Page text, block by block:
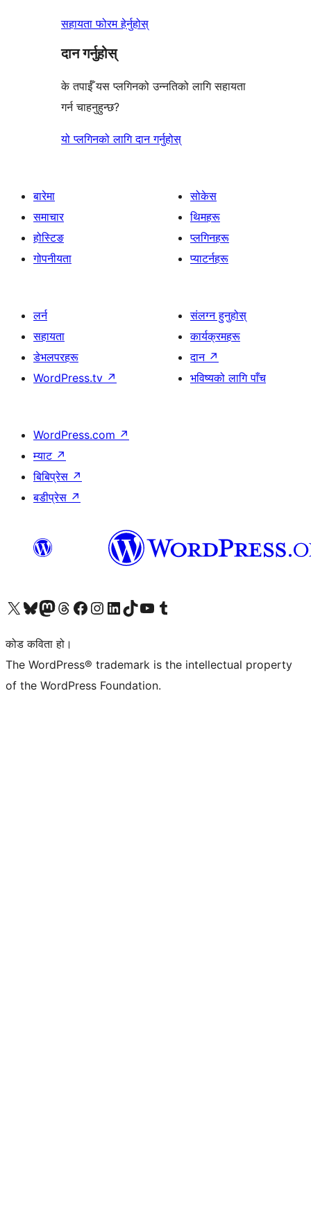
सहायता फोरम हेर्नुहोस्
दान गर्नुहोस्
के तपाईँ यस प्लगिनको उन्नतिको लागि सहायता
गर्न चाहनुहुन्छ?
यो प्लगिनको लागि दान गर्नुहोस्
बारेमा
समाचार
होस्टिङ
गोपनीयता
सोकेस
थिमहरू
प्लगिनहरू
प्याटर्नहरू
लर्न
सहायता
डेभलपरहरू
WordPress.tv ↗
संलग्न हुनुहोस्
कार्यक्रमहरू
दान ↗
भविष्यको लागि पाँच
WordPress.com ↗
म्याट ↗
बिबिप्रेस ↗
बडीप्रेस ↗
हाम्रो X (पहिले ट्विटर) खातामा जानुहोस्
हाम्रो Bluesky खाता भ्रमण गर्नुहोस्
हाम्रो म्यास्टोडन खाता भ्रमण गर्नुहोस्
हाम्रो थ्रेड्स खातामा जानुहोस्
हाम्रो फेसबुक पेजमा जानुहोस्
हाम्रो इन्स्टाग्राम खातामा जानुहोस्
हाम्रो लिङ्क्डइन खातामा जानुहोस्
हाम्रो TikTok खाता भ्रमण गर्नुहोस्
हाम्रो युट्युब च्यानलमा जानुहोस्
हाम्रो टम्बलर खाता भ्रमण गर्नुहोस्
कोड कविता हो।
The WordPress® trademark is the intellectual property
of the WordPress Foundation.